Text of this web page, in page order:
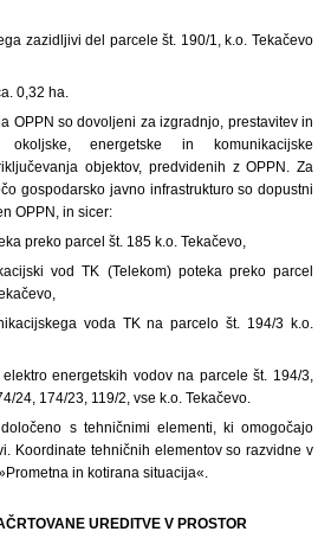
zazidljivi del parcele št. 190/1, k.o. Tekačevo
0,32 ha.
OPPN so dovoljeni za izgradnjo, prestavitev in
okoljske, energetske in komunikacijske
objektov, predvidenih z OPPN. Za
gospodarsko javno infrastrukturo so dopustni
OPPN, in sicer:
preko parcel št. 185 k.o. Tekačevo,
vod TK (Telekom) poteka preko parcel
voda TK na parcelo št. 194/3 k.o.
energetskih vodov na parcele št. 194/3,
24, 174/23, 119/2, vse k.o. Tekačevo.
s tehničnimi elementi, ki omogočajo
Koordinate tehničnih elementov so razvidne v
in kotirana situacija«.
UREDITVE V PROSTOR